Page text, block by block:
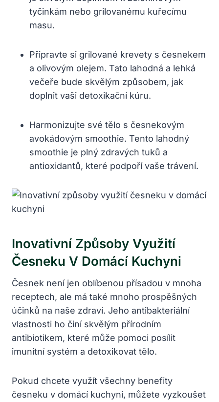
tyčinkám nebo⁤ grilovanému kuřecímu
masu.
Připravte si grilované krevety s česnekem
a olivovým olejem.⁣ Tato lahodná a lehká
večeře bude skvělým způsobem, jak
doplnit vaši detoxikační ⁤kúru.
Harmonizujte své⁣ tělo s​ česnekovým
avokádovým smoothie. Tento lahodný
smoothie​ je plný⁢ zdravých tuků ⁢a
antioxidantů, které podpoří vaše trávení.
Inovativní Způsoby Využití
Česneku V‍ Domácí Kuchyni
Česnek není jen oblíbenou přísadou ‌v‌ mnoha
receptech, ale​ má také mnoho prospěšných
účinků ‍na naše zdraví. Jeho ⁤antibakteriální
vlastnosti ho činí skvělým přírodním
antibiotikem, které může pomoci posílit
imunitní systém ⁣a ⁤detoxikovat tělo.
Pokud chcete ⁤využít všechny‌ benefity‌
česneku ⁣v domácí kuchyni, můžete ⁣vyzkoušet